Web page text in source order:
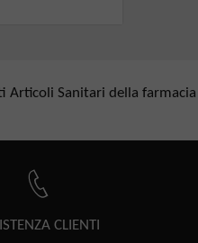
Articoli Sanitari della
CLIENTI